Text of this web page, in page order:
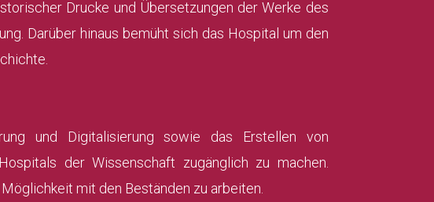
Drucke und Übersetzungen der Werke des
Darüber hinaus bemüht sich das Hospital um den
und Digitalisierung sowie das Erstellen von
der Wissenschaft zugänglich zu machen.
mit den Beständen zu arbeiten.